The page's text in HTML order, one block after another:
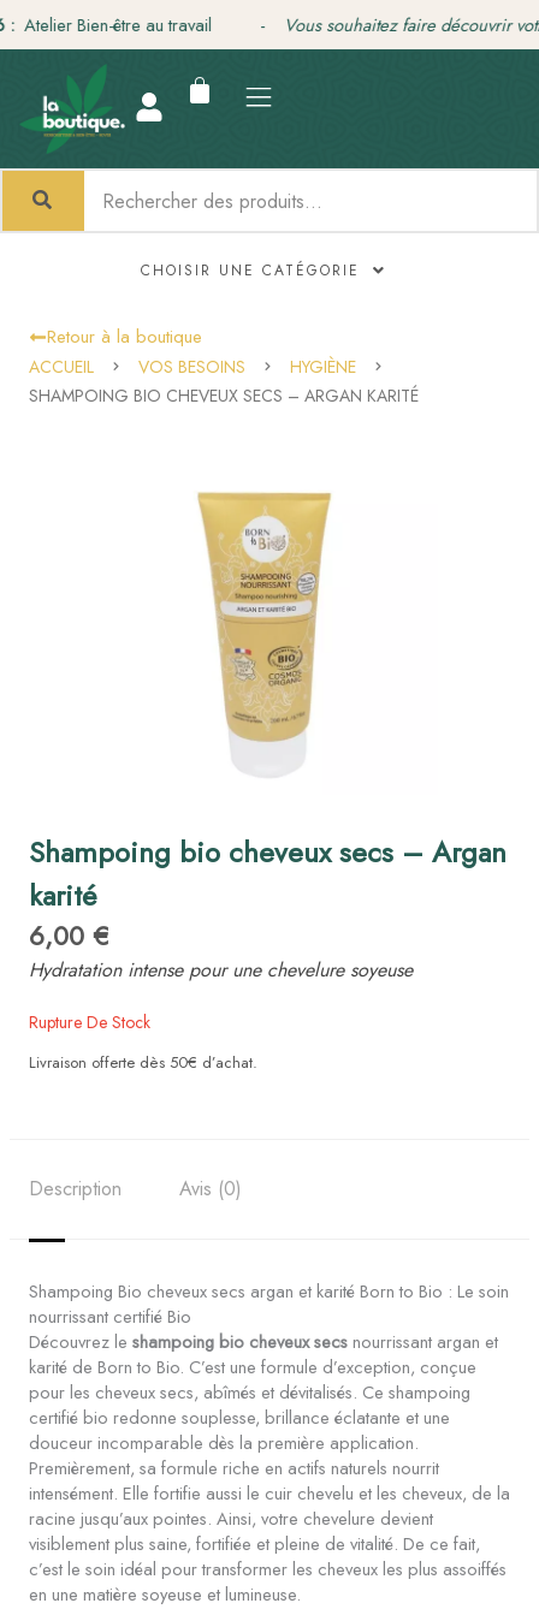
au
Atelier Bien-être au travail - Vous souhaitez faire découvrir
CHOISIR UNE CATÉGORIE
Retour à la boutique
ACCUEIL VOS BESOINS
HYGIÈNE
SHAMPOING BIO CHEVEUX SECS – ARGAN KARITÉ
Shampoing bio cheveux secs – Argan
karité
6,00 €
Hydratation intense pour une chevelure soyeuse
Rupture De Stock
Livraison offerte dès 50€ d’achat.
Description Avis (0)
Shampoing Bio cheveux secs argan et karité Born to Bio : Le soin
nourrissant certifié Bio
Découvrez le shampoing bio cheveux secsnourrissant argan et
karité de Born to Bio. C’est une formule d’exception, conçue
pour les cheveux secs, abîmés et dévitalisés. Ce shampoing
certifié bio redonne souplesse, brillance éclatante et une
douceur incomparable dès la première application.
Premièrement, sa formule riche en actifs naturels nourrit
intensément. Elle fortifie aussi le cuir chevelu et les cheveux, de la
racine jusqu’aux pointes. Ainsi, votre chevelure devient
visiblement plus saine, fortifiée et pleine de vitalité. De ce fait,
c’est le soin idéal pour transformer les cheveux les plus assoiffés
en une matière soyeuse et lumineuse.